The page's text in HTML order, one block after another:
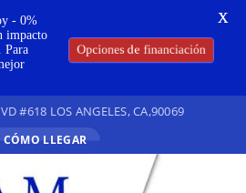
#618 LOS ANGELES, CA,90069
CÓMO LLEGAR
- 0%
impacto
Para
Opciones de financiación
X